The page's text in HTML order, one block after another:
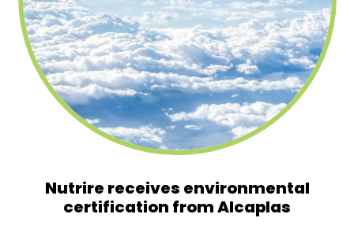
Nutrire receives environmental
certification from Alcaplas